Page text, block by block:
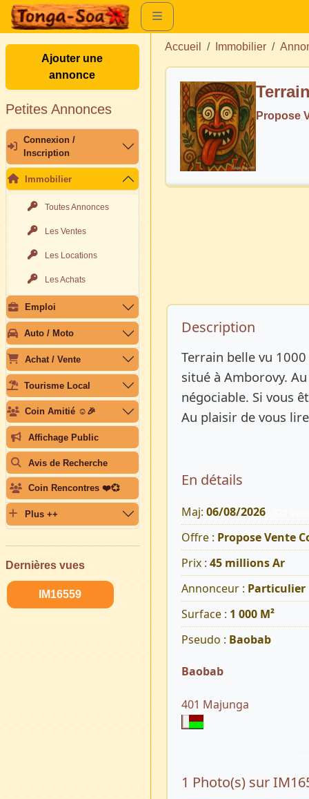
Ajouter une
annonce
Petites Annonces
Connexion /
Inscription
Immobilier
Toutes Annonces
Les Ventes
Les Locations
Les Achats
Emploi
Auto / Moto
Achat / Vente
Tourisme Local
Coin Amitié ☺️🎉
Affichage Public
Avis de Recherche
Coin Rencontres ❤️💞
Plus ++
Dernières vues
IM16559
Accueil Immobilier
Propose
Description
Description
Terrain belle vu
situé à Amborovy.
négociable. Si vous
Au plaisir de vous
En détails
Maj: 06/08/2026
Offre : Propose Vente
Prix : 45 millions Ar
Annonceur : Particulier
Surface : 1 000 M²
Pseudo : Baobab
Baobab
401 Majunga
1 Photo(s) sur